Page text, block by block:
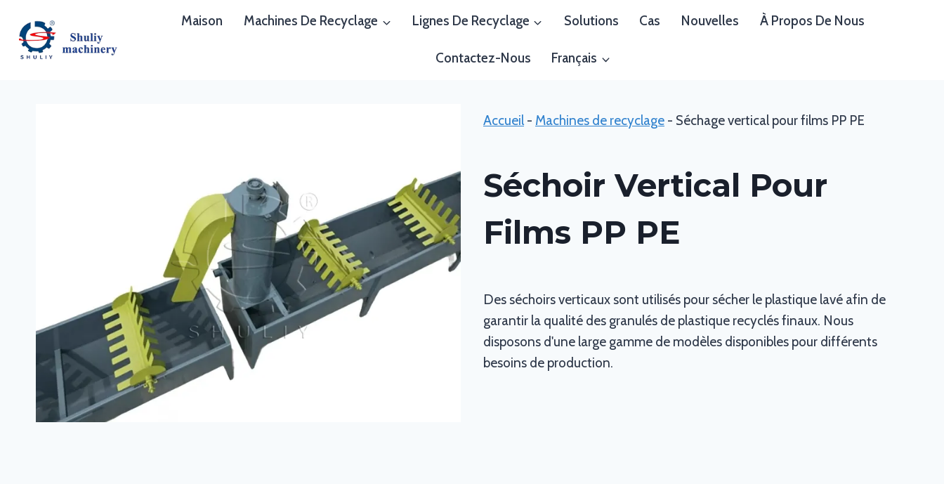
contenu
Maison Machines De Recyclage Lignes De Recyclage Solutions Cas Nouvelles À Propos De Nous
Contactez-Nous Français
Accueil - Machines de recyclage - Séchage vertical pour films PP PE
Séchoir Vertical Pour
Films PP PE
Des séchoirs verticaux sont utilisés pour sécher le plastique lavé afin de
garantir la qualité des granulés de plastique recyclés finaux. Nous
disposons d'une large gamme de modèles disponibles pour différents
besoins de production.